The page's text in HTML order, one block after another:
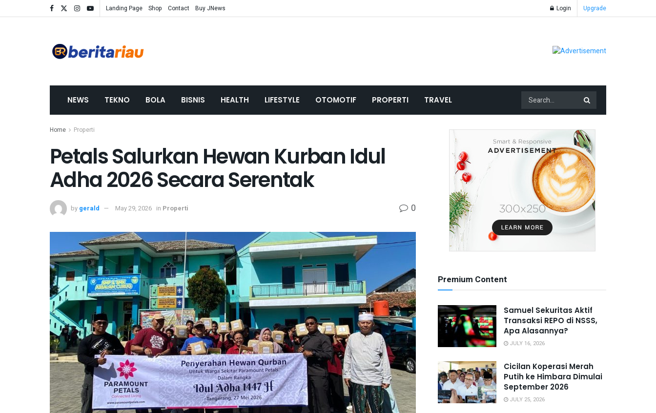
Landing Page Shop Contact Buy JNews Login Upgrade
NEWS TEKNO BOLA BISNIS HEALTH LIFESTYLE OTOMOTIF PROPERTI TRAVEL
Home Properti
Petals Salurkan Hewan Kurban Idul
Adha 2026 Secara Serentak
by gerald May 29, 2026 in Properti 0
Premium Content
Samuel Sekuritas Aktif
Transaksi REPO di NSSS,
Apa Alasannya?
JULY 16, 2026
Cicilan Koperasi Merah
Putih ke Himbara Dimulai
September 2026
JULY 25, 2026